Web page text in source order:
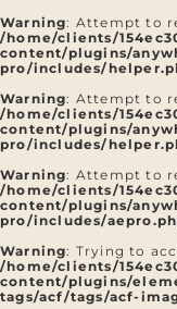
Warning: Attempt to
/home/clients/
content/plugins/
pro/includes/
Warning: Attempt to
/home/clients/
content/plugins/
pro/includes/
Warning: Attempt to
/home/clients/
content/plugins/
pro/includes/
Warning: Trying to
/home/clients/
content/plugins/
tags/acf/tags/acf-